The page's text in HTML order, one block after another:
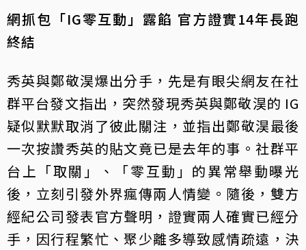
網抓包「IG零互動」露餡 官方證實14年長跑
終結
秀英與鄭敬淏爆出分手，先是有眼尖網友在社
群平台發文指出，突然發現秀英與鄭敬淏的 IG
疑似默默取消了彼此關注，並指出鄭敬淏最後
一次按讚秀英的貼文竟已是去年的事。社群平
台上「取關」、「零互動」的異常舉動曝光
後，立刻引發外界瘋傳兩人情變。隨後，雙方
經紀公司發表官方聲明，證實兩人確實已經分
手，因行程繁忙、聚少離多導致感情疏遠，決